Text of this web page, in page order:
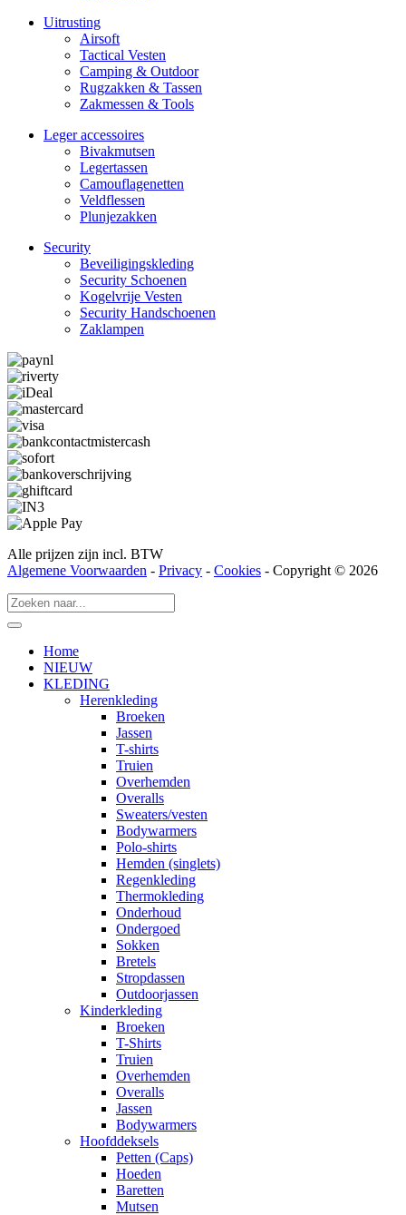
Uitrusting
Airsoft
Tactical Ves­ten
Camping & Outdoor
Rugzakken & Tassen
Zakmessen & Tools
Leger accessoires
Bivakmutsen
Legertassen
Camouflage­­netten
Veldflessen
Plunjezakken
Security
Beveiligings­­kleding
Security Schoenen
Kogelvrije Vesten
Security Hand­­schoenen
Zaklampen
Alle prijzen zijn incl. BTW
Algemene Voorwaarden - Privacy - Cookies - Copyright © 2026
Home
NIEUW
KLEDING
Herenkleding
Broeken
Jassen
T-shirts
Truien
Overhemden
Overalls
Sweaters/vesten
Bodywarmers
Polo-shirts
Hemden (singlets)
Regenkleding
Thermokleding
Onderhoud
Ondergoed
Sokken
Bretels
Stropdassen
Outdoorjassen
Kinderkleding
Broeken
T-Shirts
Truien
Overhemden
Overalls
Jassen
Bodywarmers
Hoofddeksels
Petten (Caps)
Hoeden
Baretten
Mutsen